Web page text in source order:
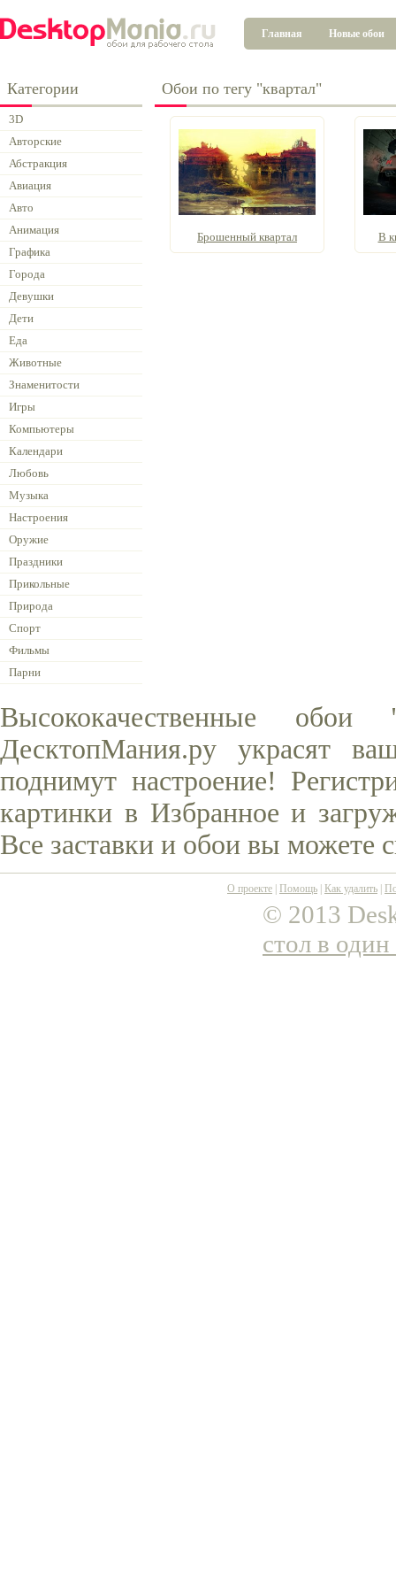
Главная Новые обои
Категории
3D
Авторские
Абстракция
Авиация
Авто
Анимация
Графика
Города
Девушки
Дети
Еда
Животные
Знаменитости
Игры
Компьютеры
Календари
Любовь
Музыка
Настроения
Оружие
Праздники
Прикольные
Природа
Спорт
Фильмы
Парни
Обои по тегу "квартал"
Брошенный квартал В
Высококачественные
ДесктопМания.ру украсят
поднимут настроение!
картинки в Избранное и
Все заставки и обои вы можете
О проекте Помощь Как удалить
© 2013
стол в